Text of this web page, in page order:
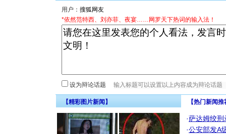
用户：
*依然范特西、刘亦菲、夜宴……网罗天下热词的输入法！
设为辩论话题
【精彩图片新闻】 【热门新闻
·萨达姆绞刑
·公安部发A